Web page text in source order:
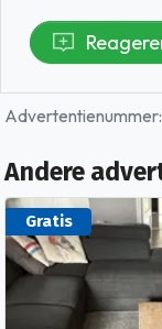
Andere
Gratis